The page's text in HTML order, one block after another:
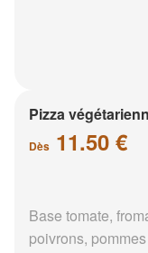
Pizza
Dès 11.50 €
Base tomate,
poivrons,